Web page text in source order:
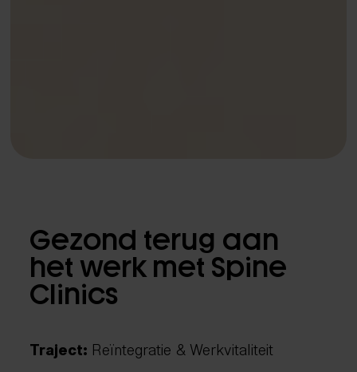
Gezond terug aan
het werk met Spine
Clinics
Traject: Reïntegratie & Werkvitaliteit